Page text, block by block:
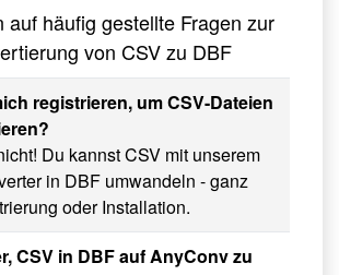
auf häufig gestellte Fragen zur
von CSV zu DBF
registrieren, um CSV-Dateien
Du kannst CSV mit unserem
in DBF umwandeln - ganz
oder Installation.
CSV in DBF auf AnyConv zu